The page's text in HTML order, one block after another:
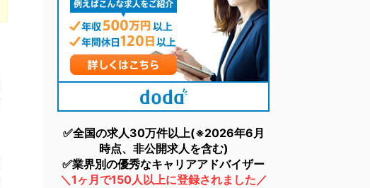
✅全国の求人30万件以上(※2026年6月
時点、非公開求人を含む)
✅業界別の優秀なキャリアアドバイザー
＼1ヶ月で150人以上に登録されました／